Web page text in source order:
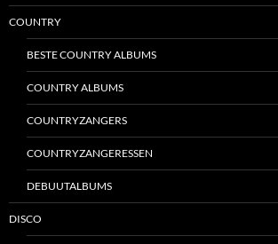
COUNTRY
BESTE COUNTRY ALBUMS
COUNTRY ALBUMS
COUNTRYZANGERS
COUNTRYZANGERESSEN
DEBUUTALBUMS
DISCO